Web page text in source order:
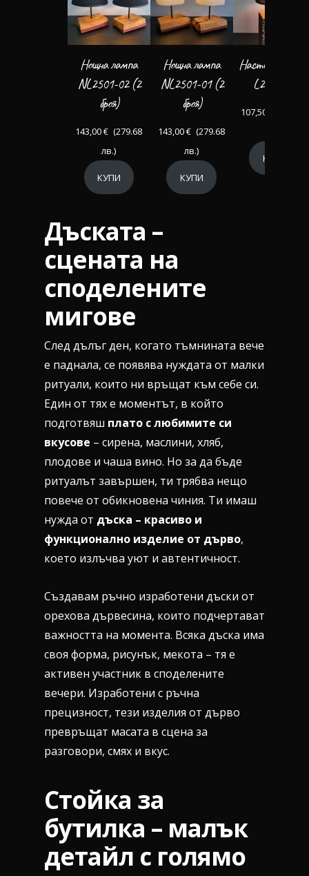
Нощна лампа
NL2501-02 (2
броя)
143,00€ (279.68
лв.)
КУПИ
Нощна лампа
NL2501-01 (2
броя)
143,00€ (279.68
лв.)
КУПИ
Настолна
L2409-10
107,50
КУПИ
Дъската –
сцената на
споделените
мигове
След дълъг ден, когато тъмнината вече
е паднала, се появява нуждата от малки
ритуали, които ни връщат към себе си.
Един от тях е моментът, в който
подготвяш плато с любимите си
вкусове – сирена, маслини, хляб,
плодове и чаша вино. Но за да бъде
ритуалът завършен, ти трябва нещо
повече от обикновена чиния. Ти имаш
нужда от дъска – красиво и
функционално изделие от дърво,
което излъчва уют и автентичност.
Създавам ръчно изработени дъски от
орехова дървесина, които подчертават
важността на момента. Всяка дъска има
своя форма, рисунък, мекота – тя е
активен участник в споделените
вечери. Изработени с ръчна
прецизност, тези изделия от дърво
превръщат масата в сцена за
разговори, смях и вкус.
Стойка за
бутилка – малък
детайл с голямо